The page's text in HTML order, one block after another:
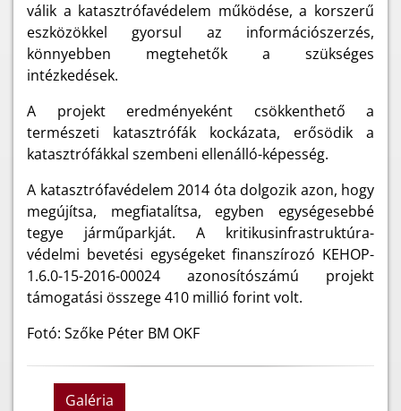
válik a katasztrófavédelem működése, a korszerű
eszközökkel gyorsul az információszerzés,
könnyebben megtehetők a szükséges
intézkedések.
A projekt eredményeként csökkenthető a
természeti katasztrófák kockázata, erősödik a
katasztrófákkal szembeni ellenálló-képesség.
A katasztrófavédelem 2014 óta dolgozik azon, hogy
megújítsa, megfiatalítsa, egyben egységesebbé
tegye járműparkját. A kritikusinfrastruktúra-
védelmi bevetési egységeket finanszírozó KEHOP-
1.6.0-15-2016-00024 azonosítószámú projekt
támogatási összege 410 millió forint volt.
Fotó: Szőke Péter BM OKF
Galéria